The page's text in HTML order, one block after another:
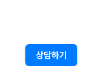
상담하기